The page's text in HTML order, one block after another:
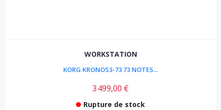
WORKSTATION
KORG KRONOS3-73 73 NOTES...
3 499,00 €
Rupture de stock